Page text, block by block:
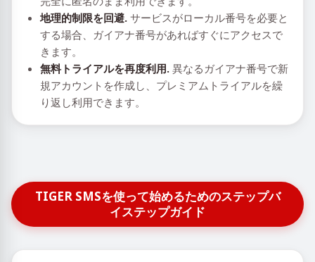
地理的制限を回避. サービスがローカル番号を必要と
する場合、ガイアナ番号があればすぐにアクセスで
きます。
無料トライアルを再度利用. 異なるガイアナ番号で新
規アカウントを作成し、プレミアムトライアルを繰
り返し利用できます。
TIGER SMSを使って始めるためのステップバ
イステップガイド